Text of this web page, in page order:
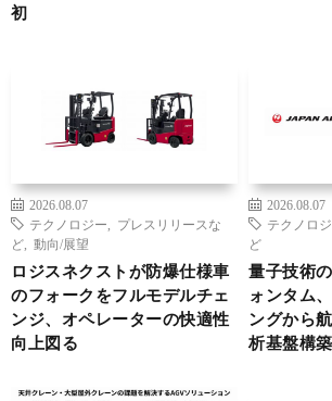
初
2026.08.07
テクノロジー
プレスリリースな
ど
動向/展望
ロジスネクストが防爆仕様車
のフォークをフルモデルチェ
ンジ、オペレーターの快適性
向上図る
2026.08.07
テクノロ
ど
量子技術
ォンタム
ングから
析基盤構